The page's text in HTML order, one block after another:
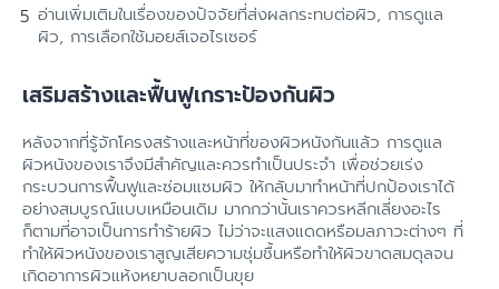
อ่านเพิ่มเติมในเรื่องของปัจจัยที่ส่งผลกระทบต่อผิว, การดูแล
ผิว, การเลือกใช้มอยส์เจอไรเซอร์
เสริมสร้างและฟื้นฟูเกราะป้องกันผิว
หลังจากที่รู้จักโครงสร้างและหน้าที่ของผิวหนังกันแล้ว การดูแล
ผิวหนังของเราจึงมีสำคัญและควรทำเป็นประจำ เพื่อช่วยเร่ง
กระบวนการฟื้นฟูและซ่อมแซมผิว ให้กลับมาทำหน้าที่ปกป้องเราได้
อย่างสมบูรณ์แบบเหมือนเดิม มากกว่านั้นเราควรหลีกเลี่ยงอะไร
ก็ตามที่อาจเป็นการทำร้ายผิว ไม่ว่าจะแสงแดดหรือมลภาวะต่างๆ ที่
ทำให้ผิวหนังของเราสูญเสียความชุ่มชื้นหรือทำให้ผิวขาดสมดุลจน
เกิดอาการผิวแห้งหยาบลอกเป็นขุย